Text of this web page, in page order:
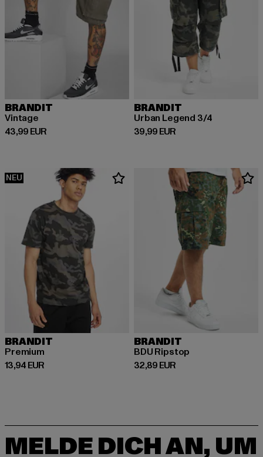
BRANDIT
Vintage
43,99 EUR
Derzeitiger Preis: 43,99 EUR
BRANDIT
Urban Legend 3/4
39,99 EUR
Derzeitiger Preis: 39,99 EUR
NEU
BRANDIT
Premium
13,94 EUR
Derzeitiger Preis: 13,94 EUR
BRANDIT
BDU Ripstop
32,89 EUR
Derzeitiger Preis: 32,89 EUR
MELDE DICH AN, UM